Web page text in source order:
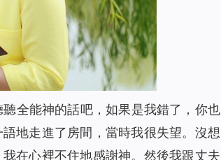
全能神的話吧，如果是我錯了，你也
地走進了房間，當時我很失望。沒想
在心裡不住地感謝神。然後我跟丈夫